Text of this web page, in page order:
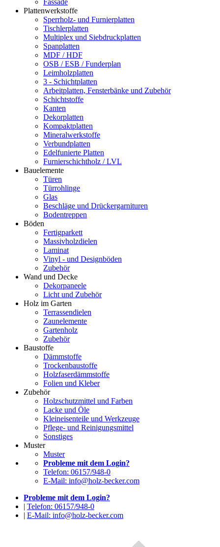
Fassade
Plattenwerkstoffe
Sperrholz- und Furnierplatten
Tischlerplatten
Multiplex und Siebdruckplatten
Spanplatten
MDF / HDF
OSB / ESB / Funderplan
Leimholzplatten
3 - Schichtplatten
Arbeitplatten, Fensterbänke und Zubehör
Schichtstoffe
Kanten
Dekorplatten
Kompaktplatten
Mineralwerkstoffe
Verbundplatten
Edelfunierte Platten
Furnierschichtholz / LVL
Bauelemente
Türen
Türrohlinge
Glas
Beschläge und Drückergarnituren
Bodentreppen
Böden
Fertigparkett
Massivholzdielen
Laminat
Vinyl - und Designböden
Zubehör
Wand und Decke
Dekorpaneele
Licht und Zubehör
Holz im Garten
Terrassendielen
Zaunelemente
Gartenholz
Zubehör
Baustoffe
Dämmstoffe
Trockenbaustoffe
Holzfaserdämmstoffe
Folien und Kleber
Zubehör
Holzschutzmittel und Farben
Lacke und Öle
Kleineisenteile und Werkzeuge
Pflege- und Reinigungsmittel
Sonstiges
Muster
Muster
Probleme mit dem Login?
Telefon: 06157/948-0
E-Mail: info@holz-becker.com
Probleme mit dem Login?
| Telefon: 06157/948-0
| E-Mail: info@holz-becker.com